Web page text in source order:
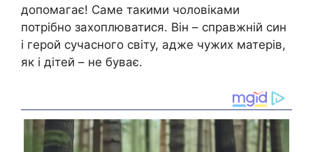
допомагає! Саме такими чоловіками
потрібно захоплюватися. Він – справжній син
і герой сучасного світу, адже чужих матерів,
як і дітей – не буває.